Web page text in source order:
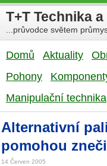
T+T Technika
...průvodce světem
Domů Aktuality
Pohony
Manipulační technika
Alternativní
pomohou
14 Červen 2005